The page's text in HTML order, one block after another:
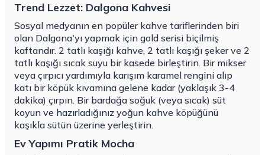
Trend Lezzet: Dalgona Kahvesi
Sosyal medyanın en popüler kahve tariflerinden biri
olan Dalgona'yı yapmak için gold serisi biçilmiş
kaftandır. 2 tatlı kaşığı kahve, 2 tatlı kaşığı şeker ve 2
tatlı kaşığı sıcak suyu bir kasede birleştirin. Bir mikser
veya çırpıcı yardımıyla karışım karamel rengini alıp
katı bir köpük kıvamına gelene kadar (yaklaşık 3-4
dakika) çırpın. Bir bardağa soğuk (veya sıcak) süt
koyun ve hazırladığınız yoğun kahve köpüğünü
kaşıkla sütün üzerine yerleştirin.
Ev Yapımı Pratik Mocha